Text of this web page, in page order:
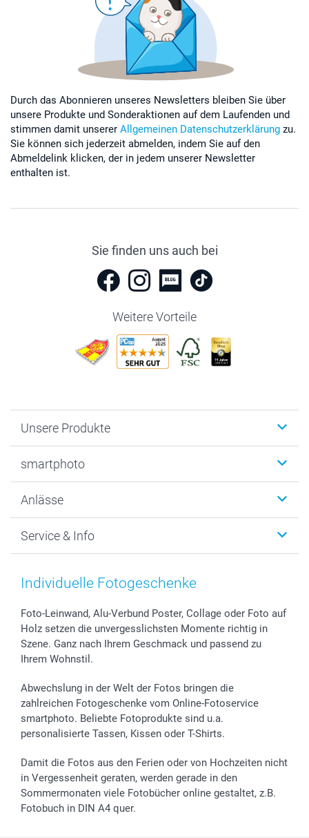
Durch das Abonnieren unseres Newsletters bleiben Sie über
unsere Produkte und Sonderaktionen auf dem Laufenden und
stimmen damit unserer Allgemeinen Datenschutzerklärung zu.
Sie können sich jederzeit abmelden, indem Sie auf den
Abmeldelink klicken, der in jedem unserer Newsletter
enthalten ist.
Sie finden uns auch bei
Weitere Vorteile
Unsere Produkte
Fotogeschenke
MyNameBook
Fotoabzüge, Fotos als Buch & Poster
Zubehör & Material
Sticker & Etiketten
Geschenk-Gutscheine (PDF)
smartphoto
Warum smartphoto
Datenschutz
AGB
Presse
Partnerprogramme
Investor Relations
Widerrufsrecht
Anlässe
Neujahr
Muttertag
Kommunion & Konfirmation
Hochzeit
Geburtstag
Zu allen Anlässen
Service & Info
Preise und Versandkosten
48h Lieferung
Zahlungsmöglichkeiten
Anmelden /Registrieren
Status der Bestellung
smartfriends
smartgarantie
smartbonus
Individuelle Fotogeschenke
Foto-Leinwand, Alu-Verbund Poster, Collage oder Foto auf
Holz setzen die unvergesslichsten Momente richtig in
Szene. Ganz nach Ihrem Geschmack und passend zu
Ihrem Wohnstil.
Abwechslung in der Welt der Fotos bringen die
zahlreichen Fotogeschenke vom Online-Fotoservice
smartphoto. Beliebte Fotoprodukte sind u.a.
personalisierte Tassen, Kissen oder T-Shirts.
Damit die Fotos aus den Ferien oder von Hochzeiten nicht
in Vergessenheit geraten, werden gerade in den
Sommermonaten viele Fotobücher online gestaltet, z.B.
Fotobuch in DIN A4 quer.